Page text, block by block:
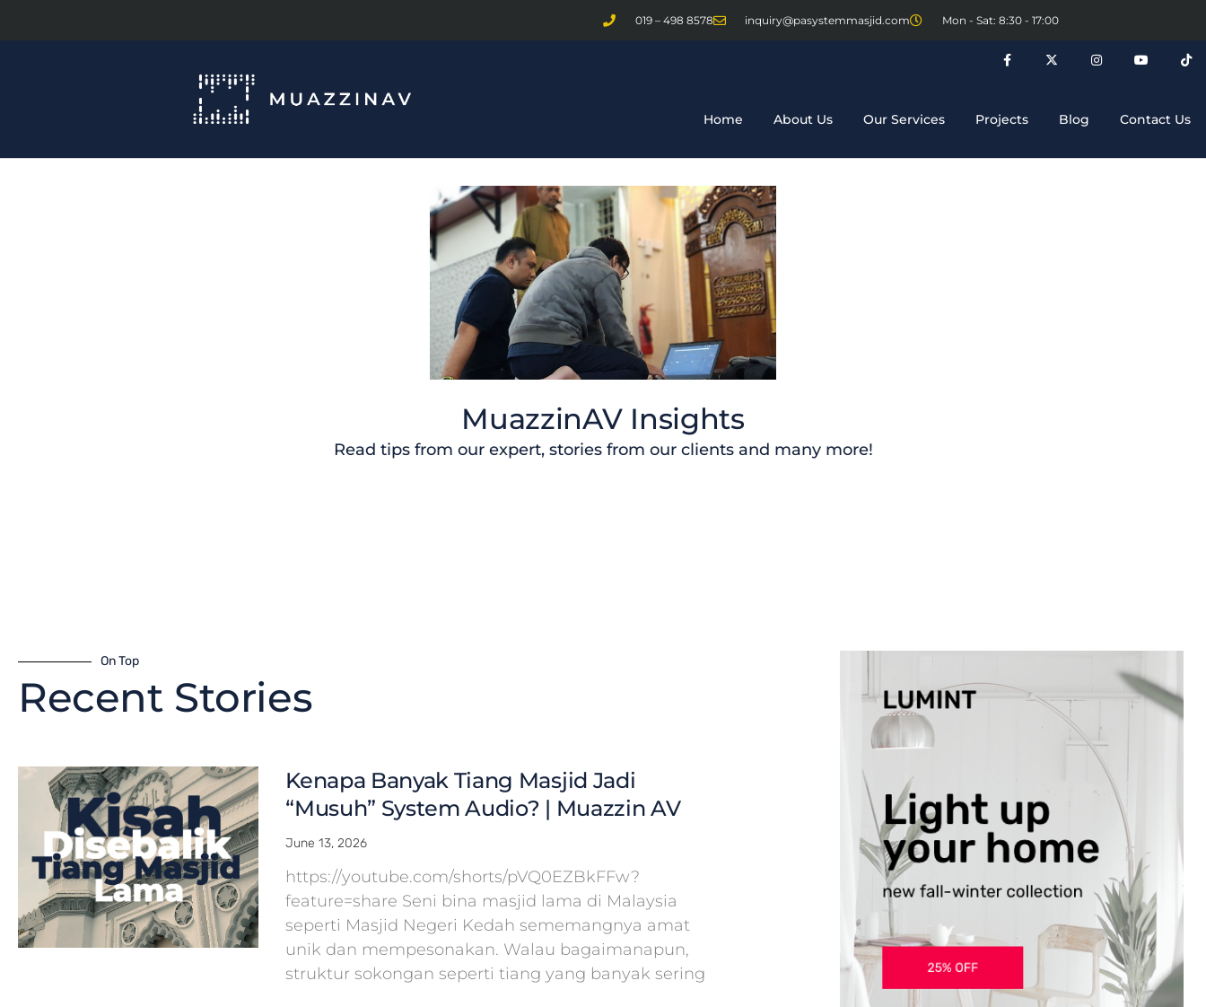
019 – 498 8578 inquiry@pasystemmasjid.com Mon - Sat: 8:30 - 17:00
Home About Us Our Services Projects Blog Contact Us
MuazzinAV Insights
Read tips from our expert, stories from our clients and many more!
On Top
Recent Stories
Kenapa Banyak Tiang Masjid Jadi
“Musuh” System Audio? | Muazzin AV
June 13, 2026
https://youtube.com/shorts/pVQ0EZBkFFw?
feature=share Seni bina masjid lama di Malaysia
seperti Masjid Negeri Kedah sememangnya amat
unik dan mempesonakan. Walau bagaimanapun,
struktur sokongan seperti tiang yang banyak sering